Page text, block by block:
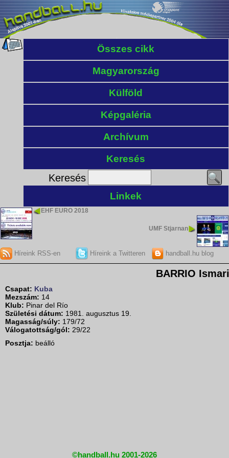
Összes cikk
Magyarország
Külföld
Képgaléria
Archívum
Keresés
Keresés
Linkek
EHF EURO 2018
UMF Stjarnan
Híreink RSS-en Híreink a Twitteren handball.hu blog
BARRIO
Csapat: Kuba
Mezszám: 14
Klub: Pinar del Río
Születési dátum: 1981. augusztus 19.
Magasság/súly: 179/72
Válogatottság/gól: 29/22
Posztja: beálló
©handball.hu 2001-2026